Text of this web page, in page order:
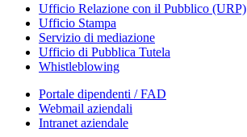
Ufficio Relazione con il Pubblico (URP)
Ufficio Stampa
Servizio di mediazione
Ufficio di Pubblica Tutela
Whistleblowing
Portale dipendenti / FAD
Webmail aziendali
Intranet aziendale